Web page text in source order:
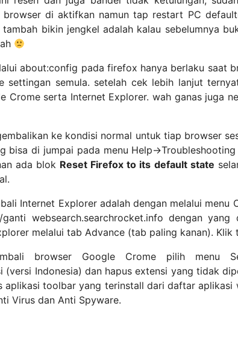
di aktifkan namun tap restart PC
tambah bikin jengkel adalah kalau sebelumnya
about:config pada firefox hanya berlaku saat
settingan semula. setelah cek lebih lanjut
Crome serta Internet Explorer. wah ganas juga
ke kondisi normal untuk tiap browser
bisa di jumpai pada menu Help-
ada blok Reset Firefox to its default state
Internet Explorer adalah dengan melalui
ganti websearch.searchrocket.info dengan
melalui tab Advance (tab paling kanan).
browser Google Crome pilih menu
(versi Indonesia) dan hapus extensi yang tidak
aplikasi toolbar yang terinstall dari daftar
Virus dan Anti Spyware.